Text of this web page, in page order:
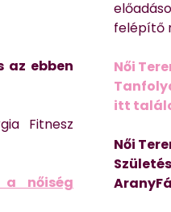
az ebben
Fitnesz
nőiség
felépítő
Női
itt
Női